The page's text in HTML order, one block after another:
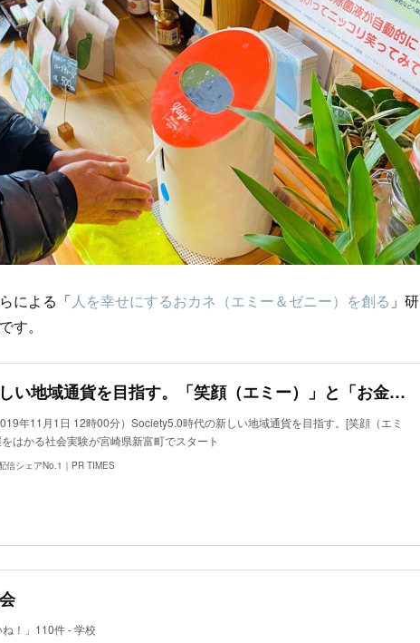
による「人を幸せにするおカネ（エミー＆ゼニー）を創る 」研
す。
Society5.0時代の新しい地域通貨を目指す。「笑顔（エミー）」と「お金（ゼニー）」の循環をはかる社会実験が宮崎県新富町でスタート
年11月1日 12時00分）Society5.0時代の新しい地域通貨を目指す。[笑顔（エミ
はかる社会実験が宮崎県新富町でスタート
信シェアNo.1｜PR TIMES
！」110件 - 学校